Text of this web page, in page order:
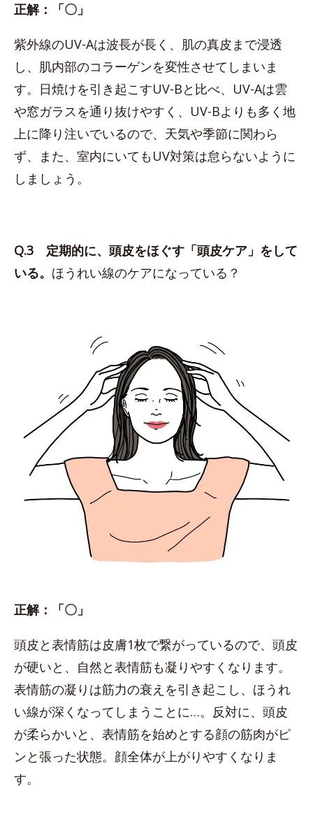
正解：「〇」
紫外線のUV-Aは波長が長く、肌の真皮まで浸透
し、肌内部のコラーゲンを変性させてしまいま
す。日焼けを引き起こすUV-Bと比べ、UV-Aは雲
や窓ガラスを通り抜けやすく、UV-Bよりも多く地
上に降り注いでいるので、天気や季節に関わら
ず、また、室内にいてもUV対策は怠らないように
しましょう。
Q.3 定期的に、頭皮をほぐす「頭皮ケア」をして
いる。 ほうれい線のケアになっている？
正解：「〇」
頭皮と表情筋は皮膚1枚で繋がっているので、頭皮
が硬いと、自然と表情筋も凝りやすくなります。
表情筋の凝りは筋力の衰えを引き起こし、ほうれ
い線が深くなってしまうことに…。反対に、頭皮
が柔らかいと、表情筋を始めとする顔の筋肉がピ
ンと張った状態。顔全体が上がりやすくなりま
す。